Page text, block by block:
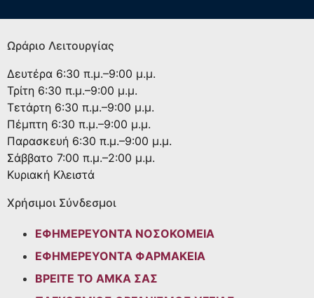
Ωράριο Λειτουργίας
Δευτέρα 6:30 π.μ.–9:00 μ.μ.
Τρίτη 6:30 π.μ.–9:00 μ.μ.
Τετάρτη 6:30 π.μ.–9:00 μ.μ.
Πέμπτη 6:30 π.μ.–9:00 μ.μ.
Παρασκευή 6:30 π.μ.–9:00 μ.μ.
Σάββατο 7:00 π.μ.–2:00 μ.μ.
Κυριακή Κλειστά
Χρήσιμοι Σύνδεσμοι
ΕΦΗΜΕΡΕΥΟΝΤΑ ΝΟΣΟΚΟΜΕΙΑ
ΕΦΗΜΕΡΕΥΟΝΤΑ ΦΑΡΜΑΚΕΙΑ
ΒΡΕΙΤΕ ΤΟ ΑΜΚΑ ΣΑΣ